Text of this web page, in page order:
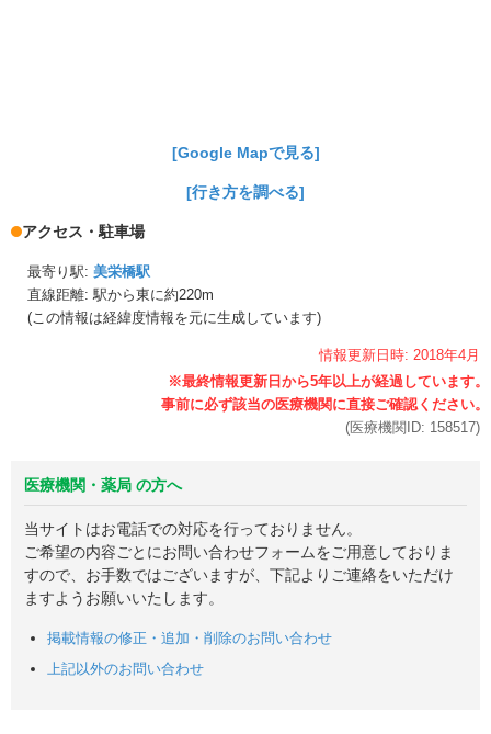
[Google Mapで見る]
[行き方を調べる]
アクセス・駐車場
最寄り駅: 美栄橋駅
直線距離: 駅から東に約220m
(この情報は経緯度情報を元に生成しています)
情報更新日時: 2018年4月
(医療機関ID: 158517)
医療機関・薬局 の方へ
当サイトはお電話での対応を行っておりません。
ご希望の内容ごとにお問い合わせフォームをご用意しておりま
すので、お手数ではございますが、下記よりご連絡をいただけ
ますようお願いいたします。
掲載情報の修正・追加・削除のお問い合わせ
上記以外のお問い合わせ